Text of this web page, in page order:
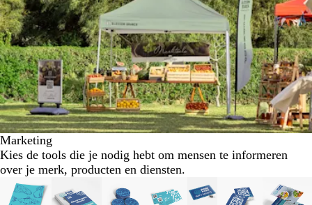
Marketing
Kies de tools die je nodig hebt om mensen te informeren
over je merk, producten en diensten.
Nieuwe opties Nieuwe optiesNieuwe opties
Dia's